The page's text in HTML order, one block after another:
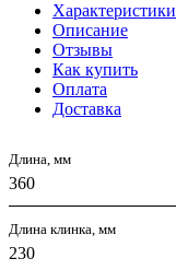
Характеристики
Описание
Отзывы
Как купить
Оплата
Доставка
Длина, мм
360
Длина клинка, мм
230